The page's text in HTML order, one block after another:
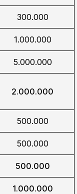
300.000
1.000.000
5.000.000
2.000.000
500.000
500.000
500.000
1.000.000